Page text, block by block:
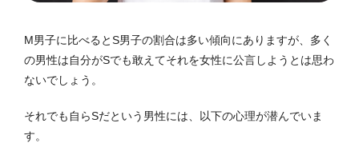
M男子に比べるとS男子の割合は多い傾向にありますが、多く
の男性は自分がSでも敢えてそれを女性に公言しようとは思わ
ないでしょう。
それでも自らSだという男性には、以下の心理が潜んでいま
す。